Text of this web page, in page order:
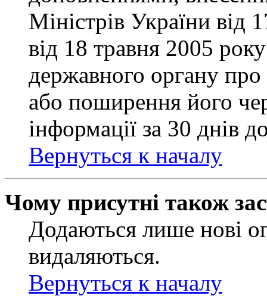
Міністрів України від
від 18 травня 2005
державного органу
або поширення його
інформації за 30 днів
Вернуться к началу
Чому присутні також
Додаються лише нові
видаляються.
Вернуться к началу